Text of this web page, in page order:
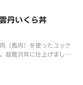
がり下さい。
丹いくら丼
（馬肉）を使ったユッケ
超贅沢丼に仕上げました